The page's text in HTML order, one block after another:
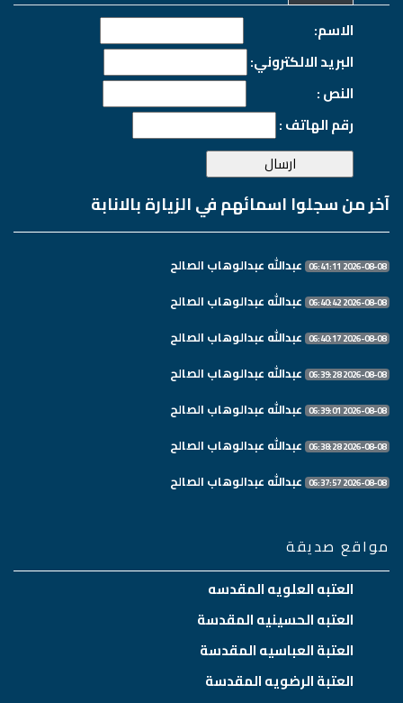
الاسم:
البريد الالكتروني:
النص :
رقم الهاتف :
آخر من سجلوا اسمائهم في الزيارة بالانابة
2026-08-08 06:41:11 عبدالله عبدالوهاب الصالح
2026-08-08 06:40:42 عبدالله عبدالوهاب الصالح
2026-08-08 06:40:17 عبدالله عبدالوهاب الصالح
2026-08-08 06:39:28 عبدالله عبدالوهاب الصالح
2026-08-08 06:39:01 عبدالله عبدالوهاب الصالح
2026-08-08 06:38:28 عبدالله عبدالوهاب الصالح
2026-08-08 06:37:57 عبدالله عبدالوهاب الصالح
مواقع صديقة
العتبه العلويه المقدسه
العتبه الحسينيه المقدسة
العتبة العباسيه المقدسة
العتبة الرضويه المقدسة